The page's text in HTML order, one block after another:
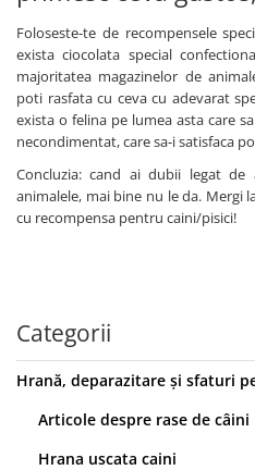
Foloseste-te de recompensele
exista ciocolata special
majoritatea magazinelor de
poti rasfata cu ceva cu adevarat
exista o felina pe lumea asta care
necondimentat, care sa-i satisfaca
Concluzia: cand ai dubii legat
animalele, mai bine nu le da. Mergi
cu recompensa pentru caini/pisici!
Categorii
Hrană, deparazitare și sfaturi
Articole despre rase de câini
Hrana uscata caini